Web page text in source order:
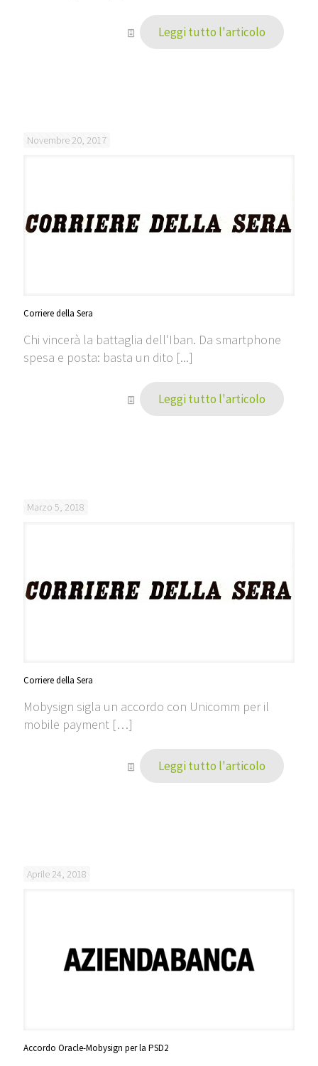
Leggi tutto l'articolo
Novembre 20, 2017
Corriere della Sera
Chi vincerà la battaglia dell'Iban. Da smartphone
spesa e posta: basta un dito [...]
Leggi tutto l'articolo
Marzo 5, 2018
Corriere della Sera
Mobysign sigla un accordo con Unicomm per il
mobile payment […]
Leggi tutto l'articolo
Aprile 24, 2018
Accordo Oracle-Mobysign per la PSD2